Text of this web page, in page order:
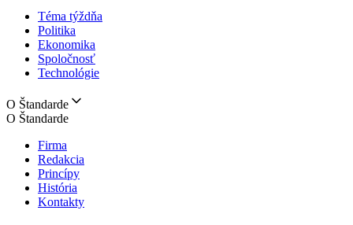
Téma týždňa
Politika
Ekonomika
Spoločnosť
Technológie
O Štandarde
O Štandarde
Firma
Redakcia
Princípy
História
Kontakty